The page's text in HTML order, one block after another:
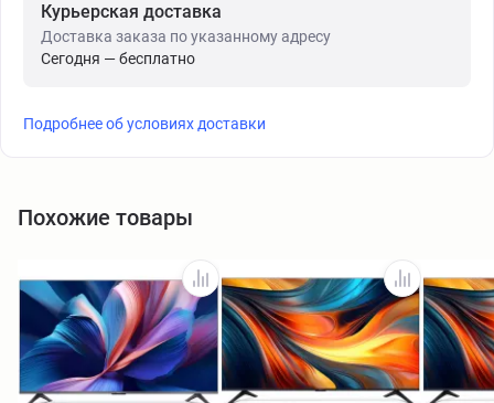
Курьерская доставка
Доставка заказа по указанному адресу
Сегодня — бесплатно
Подробнее об условиях доставки
Похожие товары